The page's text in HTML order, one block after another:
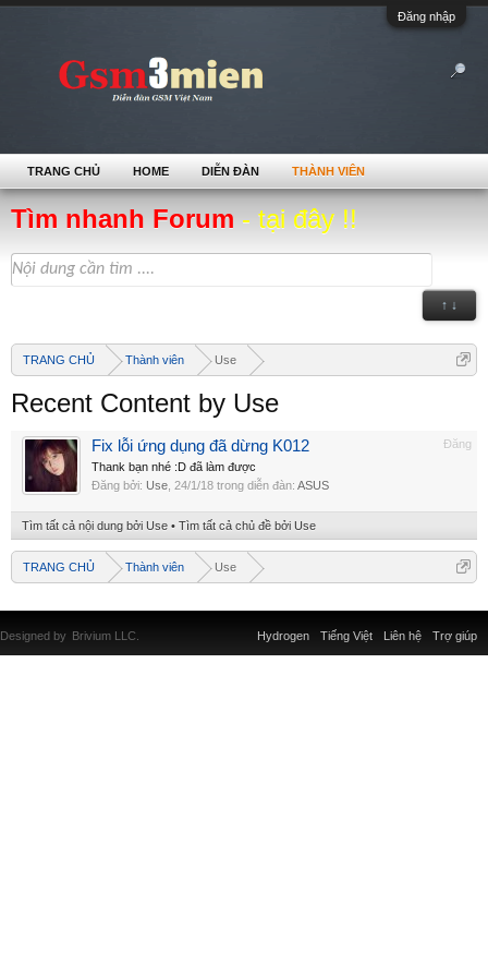
Đăng nhập
Tìm nhanh Forum - tại đây !!
↑ ↓
TRANG CHỦ Thành viên Use
Recent Content by Use
Đăng
Fix lỗi ứng dụng đã dừng K012
Thank bạn nhé :D đã làm được
Đăng bởi: Use 24/1/18 trong diễn đàn: ASUS
Tìm tất cả nội dung bởi Use Tìm tất cả chủ đề bởi Use
TRANG CHỦ Thành viên Use
TRANG CHỦ HOME DIỄN ĐÀN THÀNH VIÊN
Liên hệ Trợ giúp
Hydrogen Tiếng Việt
Designed by Brivium LLC.